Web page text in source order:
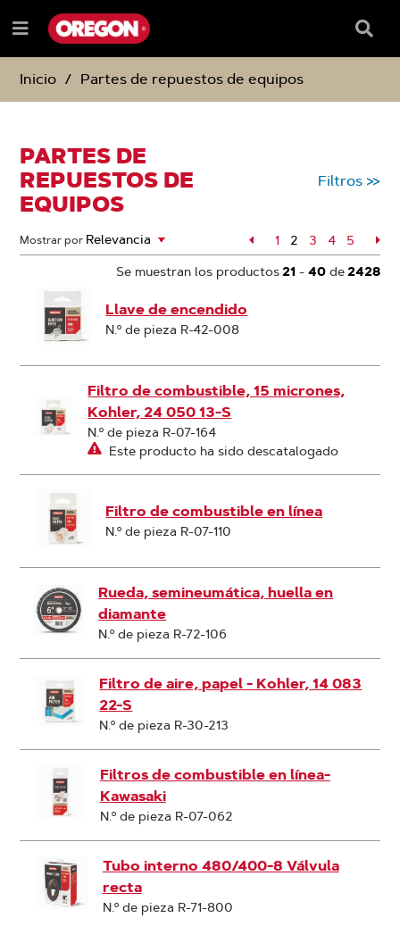
AL
CONTENIDO
AL
DE
NAVEGACIÓN
Menú
de
Inicio
Partes de repuestos de equipos
PARTES DE
REPUESTOS DE
EQUIPOS
Filtros >>
Mostrar por
Página
Página
1 2 Página
3 Página
4 Página
5
Se muestran los productos21 - 40de2428
Llave de encendido
N.º de pieza R-42-008
Filtro de combustible, 15 micrones,
Kohler, 24 050 13-S
N.º de pieza R-07-164
Este producto ha sido descatalogado
Filtro de combustible en línea
N.º de pieza R-07-110
Rueda, semineumática, huella en
diamante
N.º de pieza R-72-106
Filtro de aire, papel - Kohler, 14 083
22-S
N.º de pieza R-30-213
Filtros de combustible en línea-
Kawasaki
N.º de pieza R-07-062
Tubo interno 480/400-8 Válvula
recta
N.º de pieza R-71-800